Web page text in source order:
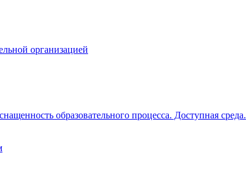
организацией
образовательного процесса. Доступная среда.